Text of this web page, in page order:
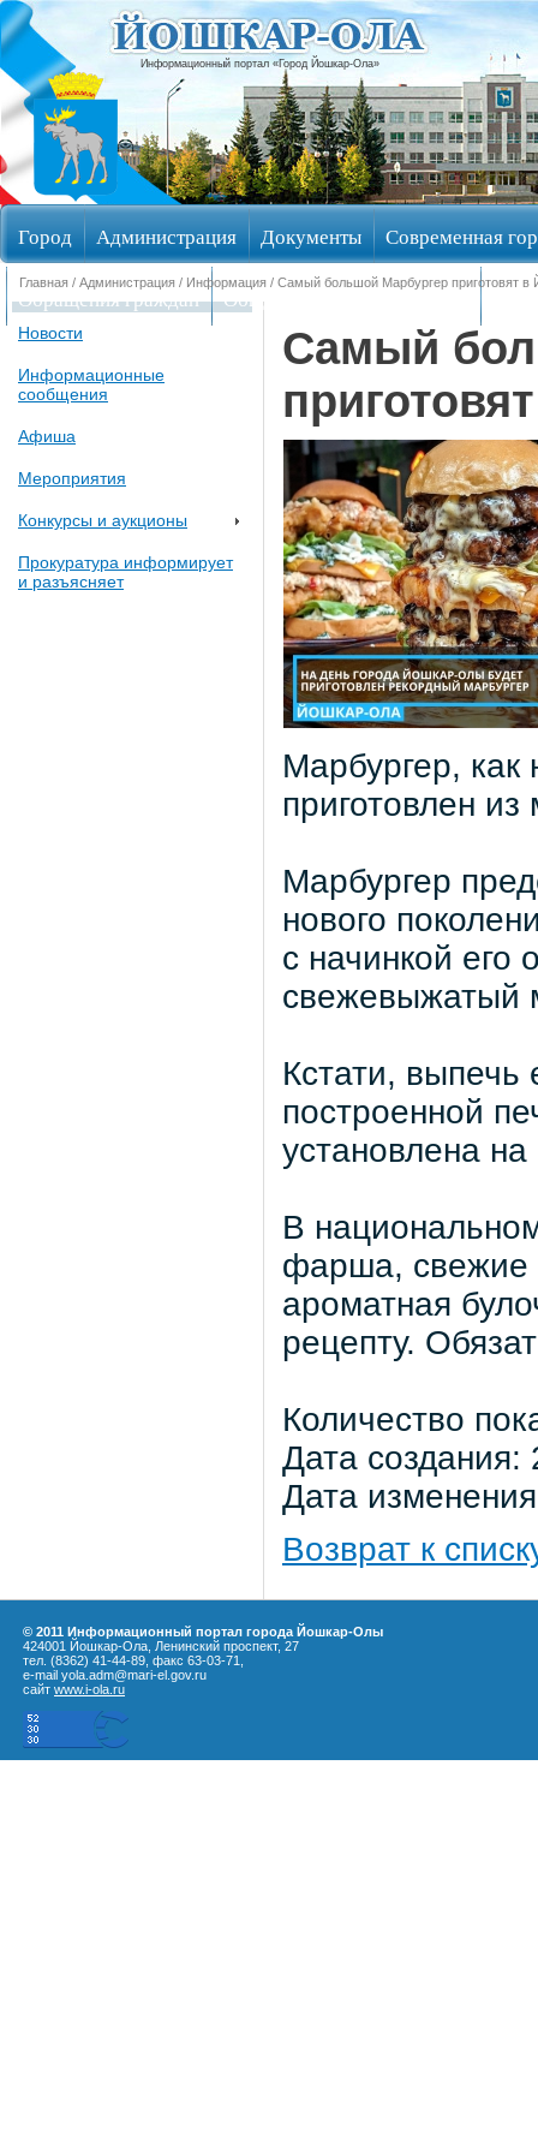
Информационный портал «Город Йошкар-Ола»
Город Администрация Документы Современная
Обращения граждан Общественные обсуждения
Главная / Администрация / Информация / Самый большой Марбургер приготовят
Новости
Информационные
сообщения
Афиша
Мероприятия
Конкурсы и аукционы
Прокуратура информирует
и разъясняет
Самый
Марбургер, как
приготовлен
Марбургер
нового
с начинкой его
свежевыжатый
Кстати, выпечь
построенной
установлена
В
фарша, свежие
ароматная
рецепту.
Количество
Дата
Дата
Возврат к
© 2011 Информационный портал города Йошкар-Олы
424001 Йошкар-Ола, Ленинский проспект, 27
тел. (8362) 41-44-89, факс 63-03-71,
e-mail yola.adm@mari-el.gov.ru
сайт www.i-ola.ru